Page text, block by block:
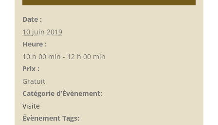
Date :
10 juin 2019
Heure :
10 h 00 min - 12 h 00 min
Prix :
Gratuit
Catégorie d’Évènement:
Visite
Évènement Tags: